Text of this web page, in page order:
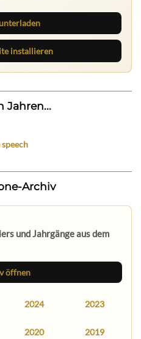
installieren
Jahren...
Archiv
und Jahrgänge aus dem
öffnen
2024 2023
2020 2019